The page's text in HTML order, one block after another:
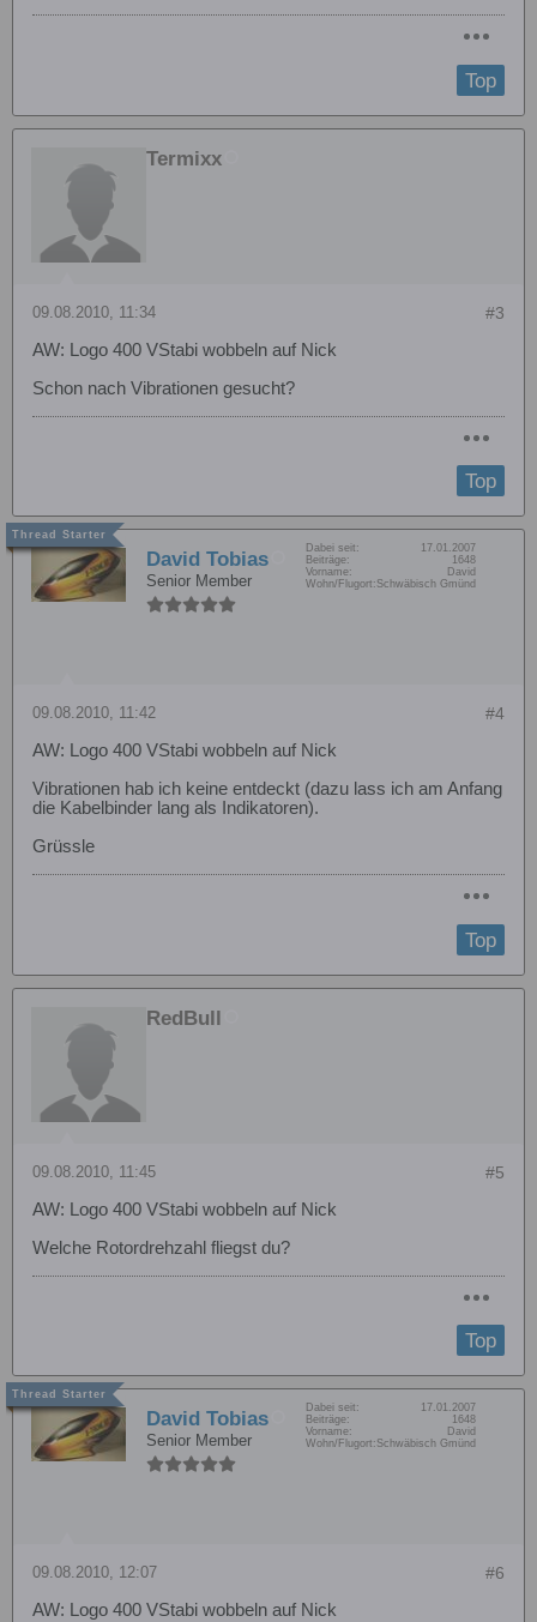
Top
Termixx
#3
09.08.2010, 11:34
AW: Logo 400 VStabi wobbeln auf Nick
Schon nach Vibrationen gesucht?
Top
David Tobias
Senior Member
Dabei seit:
17.01.2007
Beiträge:
1648
Vorname:
David
Wohn/Flugort: Schwäbisch Gmünd
#4
09.08.2010, 11:42
AW: Logo 400 VStabi wobbeln auf Nick
Vibrationen hab ich keine entdeckt (dazu lass ich am Anfang
die Kabelbinder lang als Indikatoren).
Grüssle
Top
RedBull
#5
09.08.2010, 11:45
AW: Logo 400 VStabi wobbeln auf Nick
Welche Rotordrehzahl fliegst du?
Top
David Tobias
Senior Member
Dabei seit:
17.01.2007
Beiträge:
1648
Vorname:
David
Wohn/Flugort: Schwäbisch Gmünd
#6
09.08.2010, 12:07
AW: Logo 400 VStabi wobbeln auf Nick